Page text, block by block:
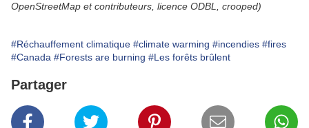
OpenStreetMap et contributeurs, licence ODBL, crooped)
#Réchauffement climatique #climate warming #incendies #fires
#Canada #Forests are burning #Les forêts brûlent
Partager